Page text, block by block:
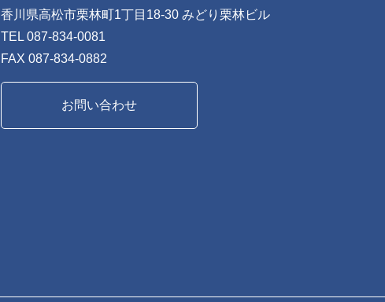
香川県高松市栗林町1丁目18-30 みどり栗林ビル
TEL 087-834-0081
FAX 087-834-0882
お問い合わせ